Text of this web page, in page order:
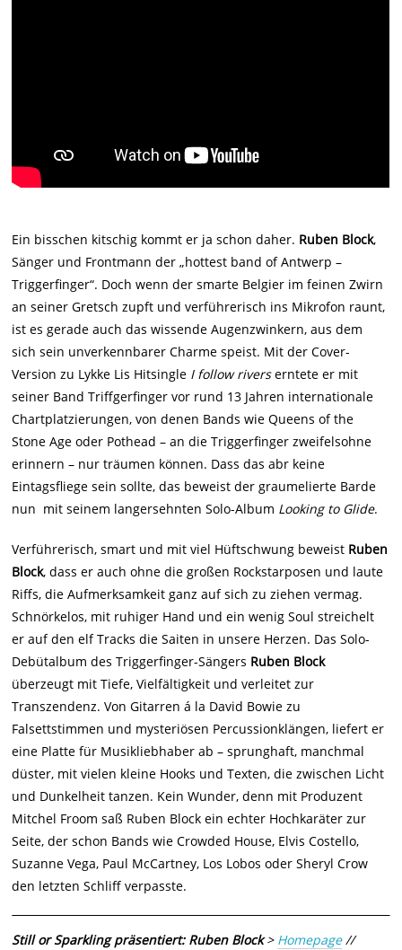
Ein bisschen kitschig kommt er ja schon daher. Ruben Block,
Sänger und Frontmann der „hottest band of Antwerp –
Triggerfinger“. Doch wenn der smarte Belgier im feinen Zwirn
an seiner Gretsch zupft und verführerisch ins Mikrofon raunt,
ist es gerade auch das wissende Augenzwinkern, aus dem
sich sein unverkennbarer Charme speist. Mit der Cover-
Version zu Lykke Lis Hitsingle I follow riverserntete er mit
seiner Band Triffgerfinger vor rund 13 Jahren internationale
Chartplatzierungen, von denen Bands wie Queens of the
Stone Age oder Pothead – an die Triggerfinger zweifelsohne
erinnern – nur träumen können. Dass das abr keine
Eintagsfliege sein sollte, das beweist der graumelierte Barde
nun mit seinem langersehnten Solo-Album Looking to Glide.
Verführerisch, smart und mit viel Hüftschwung beweist Ruben
Block, dass er auch ohne die großen Rockstarposen und laute
Riffs, die Aufmerksamkeit ganz auf sich zu ziehen vermag.
Schnörkelos, mit ruhiger Hand und ein wenig Soul streichelt
er auf den elf Tracks die Saiten in unsere Herzen. Das Solo-
Debütalbum des Triggerfinger-Sängers Ruben Block
überzeugt mit Tiefe, Vielfältigkeit und verleitet zur
Transzendenz. Von Gitarren á la David Bowie zu
Falsettstimmen und mysteriösen Percussionklängen, liefert er
eine Platte für Musikliebhaber ab – sprunghaft, manchmal
düster, mit vielen kleine Hooks und Texten, die zwischen Licht
und Dunkelheit tanzen. Kein Wunder, denn mit Produzent
Mitchel Froom saß Ruben Block ein echter Hochkaräter zur
Seite, der schon Bands wie Crowded House, Elvis Costello,
Suzanne Vega, Paul McCartney, Los Lobos oder Sheryl Crow
den letzten Schliff verpasste.
Still or Sparkling präsentiert: Ruben Block> Homepage//